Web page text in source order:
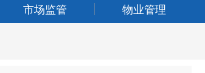
市场监管 物业管理